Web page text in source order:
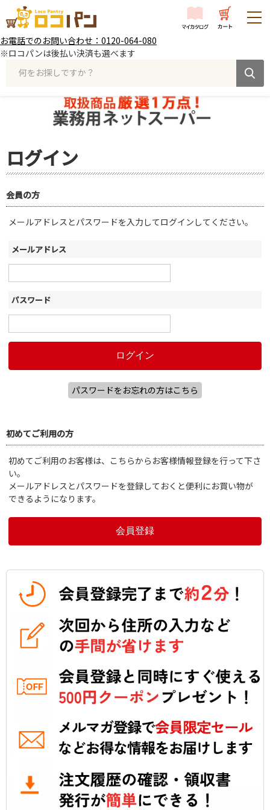
お電話でのお問い合わせ：0120-064-080
※ロコパンは後払い決済も選べます
何をお探しですか？
ログイン
会員の方
メールアドレスとパスワードを入力してログインしてください。
メールアドレス
パスワード
パスワードをお忘れの方はこちら
初めてご利用の方
初めてご利用のお客様は、こちらからお客様情報登録を行って下さ
い。
メールアドレスとパスワードを登録しておくと便利にお買い物が
できるようになります。